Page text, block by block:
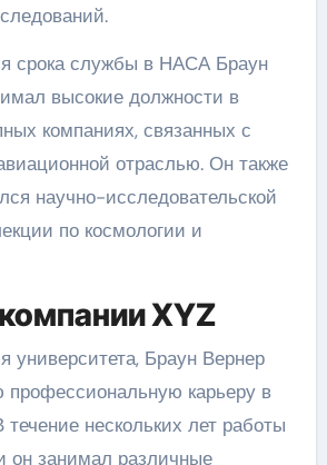
срока службы в НАСА Браун
высокие должности в
компаниях, связанных с
отраслью. Он также
научно-исследовательской
по космологии и
XYZ
университета, Браун Вернер
карьеру в
течение нескольких лет работы
он занимал различные